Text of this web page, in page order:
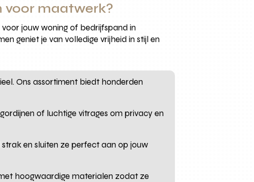
voor maatwerk?
jouw woning of bedrijfspand in
geniet je van volledige vrijheid in stijl en
Ons assortiment biedt honderden
of luchtige vitrages om privacy en
en sluiten ze perfect aan op jouw
hoogwaardige materialen zodat ze